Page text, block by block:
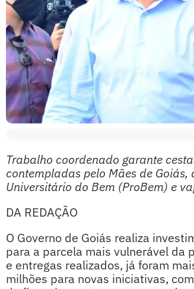
Trabalho coordenado garante
contempladas pelo Mães de
Universitário do Bem (ProBem) e
DA REDAÇÃO
O Governo de Goiás realiza
para a parcela mais vulnerável da
e entregas realizados, já foram
milhões para novas iniciativas,